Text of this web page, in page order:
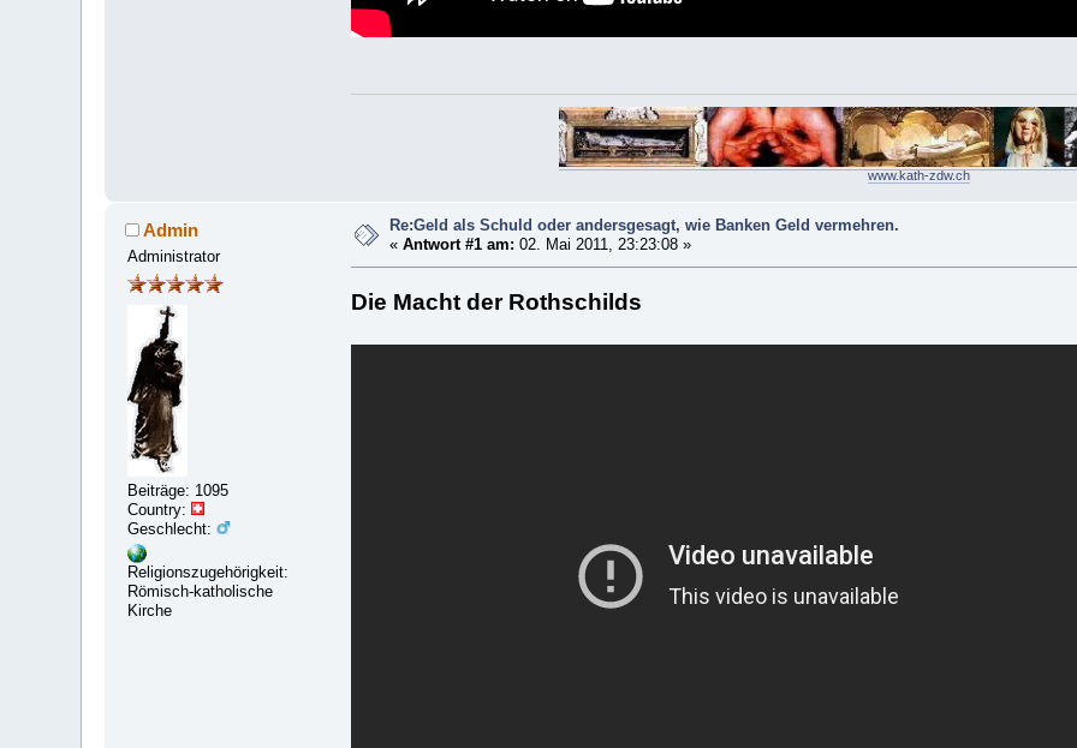
www.kath-zdw.ch
Admin
Administrator
Beiträge: 1095
Country:
Geschlecht:
Religionszugehörigkeit:
Römisch-katholische
Kirche
Re:Geld als Schuld oder andersgesagt, wie Banken Geld vermehren.
«Antwort #1 am: 02. Mai 2011, 23:23:08 »
Die Macht der Rothschilds